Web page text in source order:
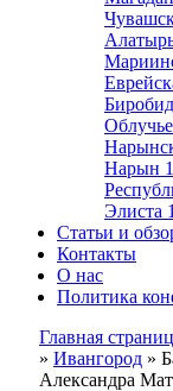
Облучье
Нарын 1
Элиста 1
Статьи и
Контакты
О нас
Политика
Главная
» Ивангород »
Александра